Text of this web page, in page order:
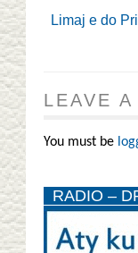
Limaj e do
LEAVE A
You must be
RADIO –